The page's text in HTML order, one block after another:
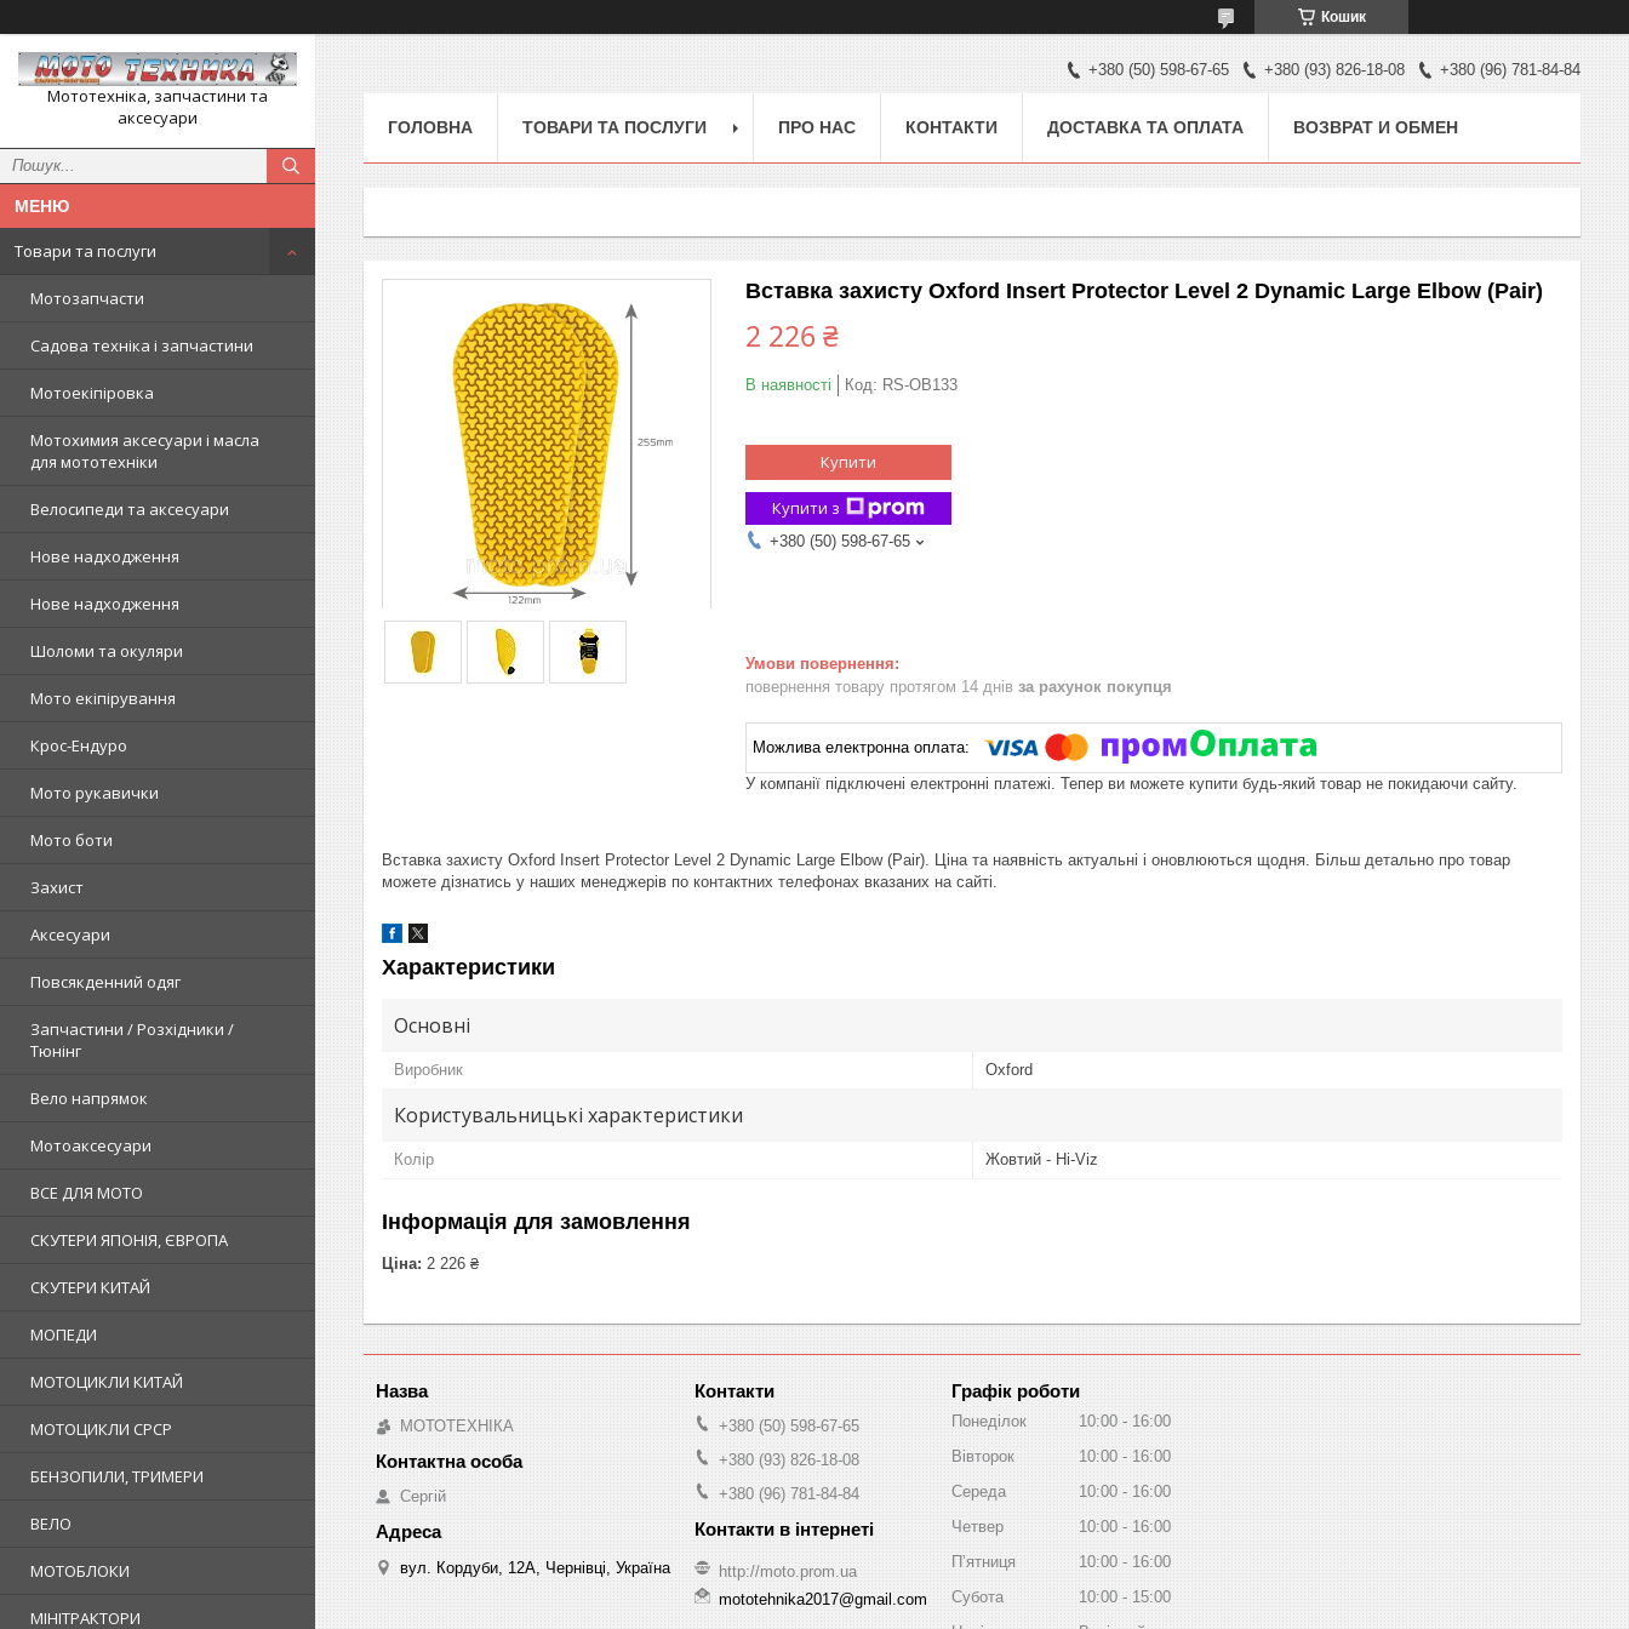
Кошик
Мототехніка, запчастини та
аксесуари
Товари та послуги
Мотозапчасти
Садова техніка і запчастини
Мотоекіпіровка
Мотохимия аксесуари і масла
для мототехніки
Велосипеди та аксесуари
Нове надходження
Нове надходження
Шоломи та окуляри
Мото екіпірування
Крос-Ендуро
Мото рукавички
Мото боти
Захист
Аксесуари
Повсякденний одяг
Запчастини / Розхідники /
Тюнінг
Вело напрямок
Мотоаксесуари
ВСЕ ДЛЯ МОТО
СКУТЕРИ ЯПОНІЯ, ЄВРОПА
СКУТЕРИ КИТАЙ
МОПЕДИ
МОТОЦИКЛИ КИТАЙ
МОТОЦИКЛИ СРСР
БЕНЗОПИЛИ, ТРИМЕРИ
ВЕЛО
МОТОБЛОКИ
МІНІТРАКТОРИ
+380 (50) 598-67-65 +380 (93) 826-18-08 +380 (96) 781-84-84
ГОЛОВНА ТОВАРИ ТА ПОСЛУГИ ПРО НАС КОНТАКТИ ДОСТАВКА ТА ОПЛАТА ВОЗВРАТ И ОБМЕН
Вставка захисту Oxford Insert Protector Level 2 Dynamic Large Elbow (Pair)
2 226 ₴
В наявності Код: RS-OB133
Купити
Купити з
+380 (50) 598-67-65
повернення товару протягом 14 днів за рахунок покупця
У компанії підключені електронні платежі. Тепер ви можете купити будь-який товар не покидаючи сайту.
Вставка захисту Oxford Insert Protector Level 2 Dynamic Large Elbow (Pair). Ціна та наявність актуальні і оновлюються щодня. Більш детально про товар
можете дізнатись у наших менеджерів по контактних телефонах вказаних на сайті.
Характеристики
Основні
Виробник Oxford
Користувальницькі характеристики
Колір Жовтий - Hi-Viz
Інформація для замовлення
Ціна: 2 226 ₴
МОТОТЕХНІКА
Сергій
вул. Кордуби, 12А, Чернівці, Україна
+380 (50) 598-67-65
+380 (93) 826-18-08
+380 (96) 781-84-84
http://moto.prom.ua
mototehnika2017@gmail.com
Графік роботи
Понеділок 10:00
16:00
Вівторок
10:00
16:00
Середа
10:00
16:00
Четвер
10:00
16:00
Пʼятниця
10:00
16:00
Субота
10:00
15:00